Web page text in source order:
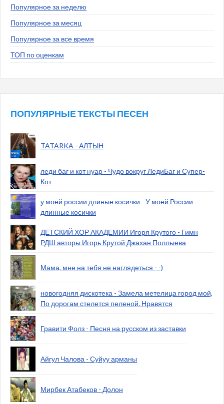
Популярное за неделю
Популярное за месяц
Популярное за все время
ТОП по оценкам
ПОПУЛЯРНЫЕ ТЕКСТЫ ПЕСЕН
TATARKA - АЛТЫН
леди баг и кот нуар - Чудо вокруг ЛедиБаг и Супер-
Кот
у моей россии длиные косички - У моей России
длинные косички
ДЕТСКИЙ ХОР АКАДЕМИИ Игоря Крутого - Гимн
РДШ авторы Игорь Крутой Джахан Поллыева
Мама, мне на тебя не наглядеться - -)
новогодняя дискотека - Замела метелица город мой,
По дорогам стелется пеленой. Нравятся
Гравити Фолз - Песня на русском из заставки
Айгул Чалова - Суйуу арманы
Мирбек Атабеков - Долон